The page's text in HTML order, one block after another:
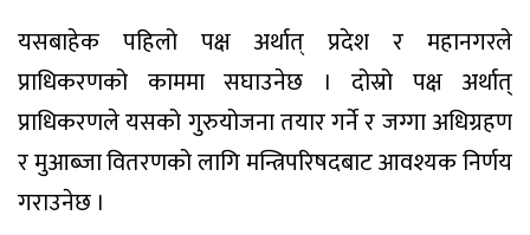
यसबाहेक पहिलो पक्ष अर्थात् प्रदेश र महानगरले
प्राधिकरणको काममा सघाउनेछ । दोस्रो पक्ष अर्थात्
प्राधिकरणले यसको गुरुयोजना तयार गर्ने र जग्गा अधिग्रहण
र मुआब्जा वितरणको लागि मन्त्रिपरिषदबाट आवश्यक निर्णय
गराउनेछ ।